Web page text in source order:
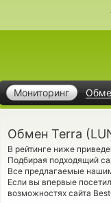
Мониторинг
Обмен Terra
В рейтинге ниже
Подбирая подходящий
Все предлагаемые
Если вы впервые
возможностях сайта